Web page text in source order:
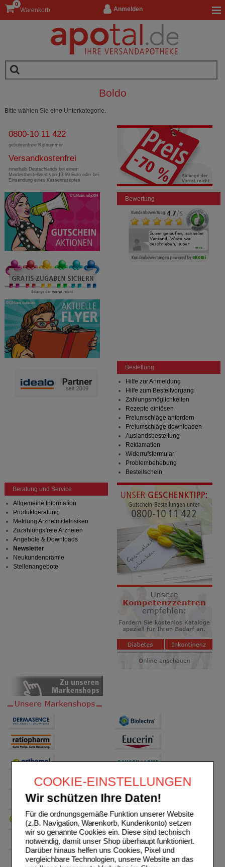
COOKIE-EINSTELLUNGEN
Wir schützen Ihre Daten!
Für die ordnungsgemäße Funktion unserer Website
(z.B. Navigation, Warenkorb, Kundenkonto) setzen
wir so genannte Cookies ein. Diese sind technisch
notwendig, damit unser Shop überhaupt funktioniert.
Darüber hinaus helfen uns Cookies, Pixel und
vergleichbare Technologien, unsere Website an das
Anmelden
Warenkorb
0
Boldo
Bitte wählen Sie eine Unterkategorie.
0800-10 11 422
gebührenfreie Rufnummer
Versandkostenfrei
innerhalb Deutschlands bei einem
Mindestbestellwert von 13,99 Euro oder bei
Einsendung eines Kassenrezeptes
Bewertung
Bestellung
Hilfe zur Anmeldung
Hilfe zum Bestellvorgang
Zahlungsmöglichkeiten
Rezepte einlösen
Freiumschläge anfordern
Freiumschläge downloaden
Auslandsbestellung
Reklamation
Widerrufsformular
Problembehebung
Bestellschein
Beratung und Service
Allgemeine Information
Produktberatung
Meldung Arzneimittelrisiken
Zuzahlungsfreie Arzneien
Angebote & Downloads
Newsletter
Neukundenprämie
Stellenangebote